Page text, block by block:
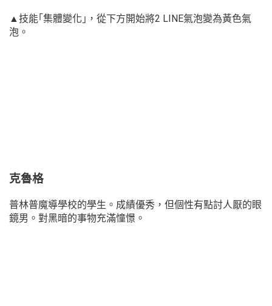
▲技能｢集體變化｣，從下方開始將2 LINE氣泡變為黃色氣
泡。
克魯格
普林普魔導學校的學生。成績優秀，但個性有點討人厭的眼
鏡男。對黑暗的事物充滿憧憬。